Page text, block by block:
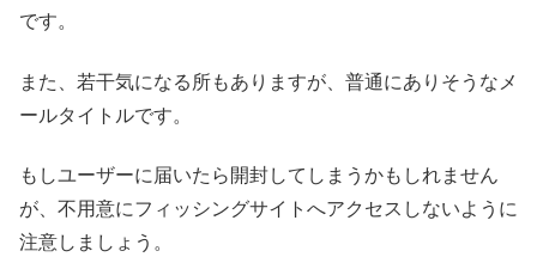
です。
また、若干気になる所もありますが、普通にありそうなメ
ールタイトルです。
もしユーザーに届いたら開封してしまうかもしれません
が、不用意にフィッシングサイトへアクセスしないように
注意しましょう。